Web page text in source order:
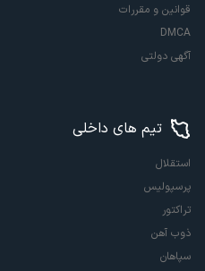
قوانین و مقررات
DMCA
آگهی دولتی
تیم های داخلی
استقلال
پرسپولیس
تراکتور
ذوب آهن
سپاهان